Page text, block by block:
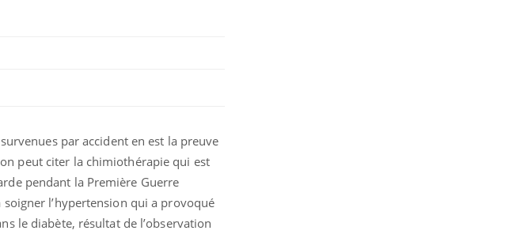
par accident en est la preuve
peut citer la chimiothérapie qui est
pendant la Première Guerre
l’hypertension qui a provoqué
le diabète, résultat de l’observation